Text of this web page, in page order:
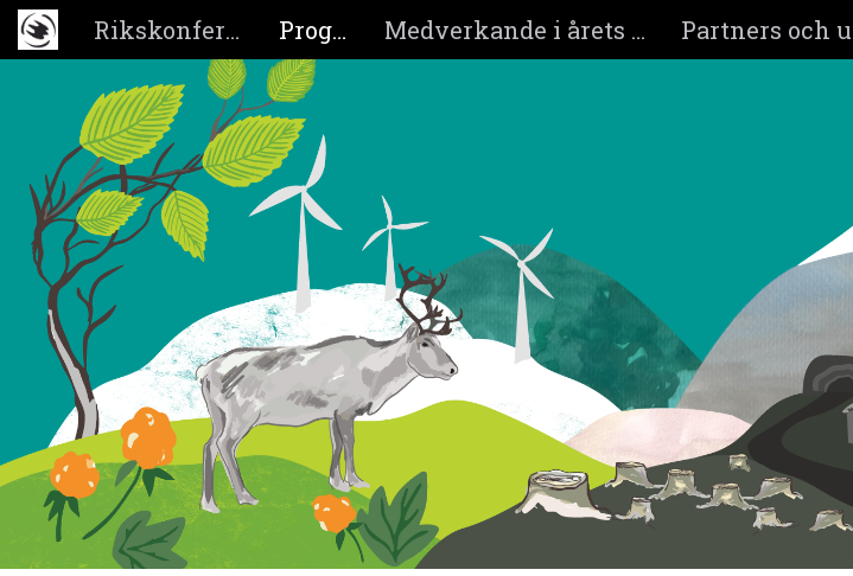
Rikskonferensen Program Medverkande i årets program